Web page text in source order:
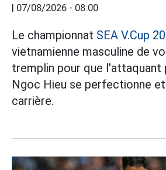
| 07/08/2026 - 08:00
Le championnat SEA V.Cup
vietnamienne masculine de
tremplin pour que l'attaquant
Ngoc Hieu se perfectionne
carrière.